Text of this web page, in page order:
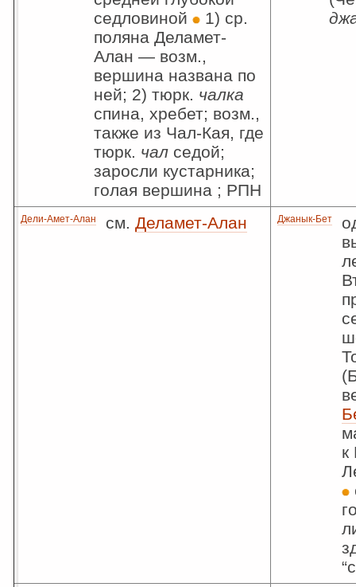
седловиной
1) ср.
поляна Деламет-
Алан — возм.,
вершина названа по
ней; 2) тюрк. чалка
спина, хребет; возм.,
также из Чал-Кая, где
тюрк. чал седой;
заросли кустарника;
голая вершина ; РПН
Дели-Амет-Алан см. Деламет-Алан Джанык-Бет
к